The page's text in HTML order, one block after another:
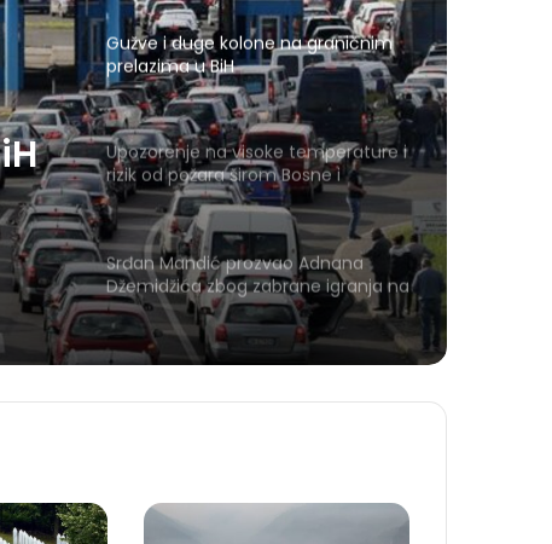
Gužve i duge kolone na graničnim
prelazima u BiH
Upozorenje na visoke temperature i
rizik od požara širom Bosne i
Hercegovine
Srđan Mandić prozvao Adnana
Džemidžića zbog zabrane igranja na
Koševu